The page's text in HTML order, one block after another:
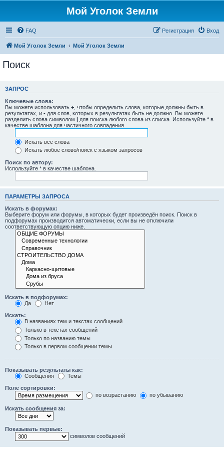
Мой Уголок Земли
FAQ Вход
Регистрация
Мой Уголок Земли Мой Уголок Земли
Поиск
ЗАПРОС
Ключевые слова:
Вы можете использовать + , чтобы определить слова, которые должны быть в
результатах, и - для слов, которых в результатах быть не должно. Вы можете
разделить слова символом | для поиска любого слова из списка. Используйте * в
качестве шаблона для частичного совпадения.
Искать все слова
Искать любое слово/поиск с языком запросов
Поиск по автору:
Используйте * в качестве шаблона.
ПАРАМЕТРЫ ЗАПРОСА
Искать в форумах:
Выберите форум или форумы, в которых будет произведён поиск. Поиск в
подфорумах производится автоматически, если вы не отключили
соответствующую опцию ниже.
Искать в подфорумах:
Да
Нет
Искать:
В названиях тем и текстах сообщений
Только в текстах сообщений
Только по названию темы
Только в первом сообщении темы
Показывать результаты как:
Сообщения
Темы
Поле сортировки:
по возрастанию
по убыванию
Искать сообщения за:
Показывать первые:
символов сообщений